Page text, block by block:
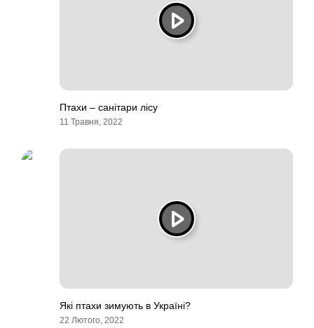
Птахи – санітари лісу
11 Травня, 2022
Які птахи зимують в Україні?
22 Лютого, 2022